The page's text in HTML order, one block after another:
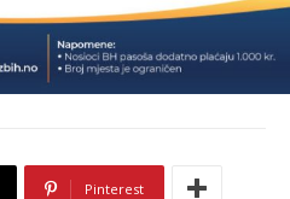
Pinterest